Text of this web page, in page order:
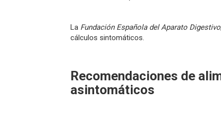
La Fundación Española del Aparato Digestivo
cálculos sintomáticos.
Recomendaciones de
asintomáticos